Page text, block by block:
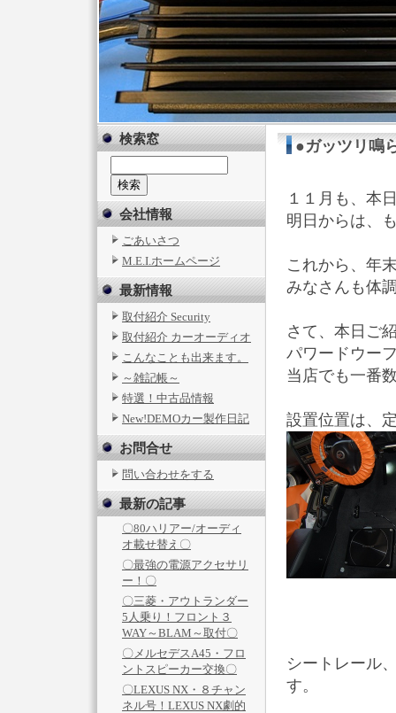
検索窓
会社情報
ごあいさつ
M.E.I.ホームページ
最新情報
取付紹介 Security
取付紹介 カーオーディオ
こんなことも出来ます。
～雑記帳～
特選！中古品情報
New!DEMOカー製作日記
お問合せ
問い合わせをする
最新の記事
〇80ハリアー/オーディ
オ載せ替え〇
〇最強の電源アクセサリ
ー！〇
〇三菱・アウトランダー
5人乗り！フロント３
WAY～BLAM～取付〇
〇メルセデスA45・フロ
ントスピーカー交換〇
〇LEXUS NX・８チャン
ネル号！LEXUS NX劇的
●ガッツリ鳴
１１月も、本
明日からは、
これから、年
みなさんも体
さて、本日ご
パワードウー
当店でも一番
設置位置は、
シートレール
す。